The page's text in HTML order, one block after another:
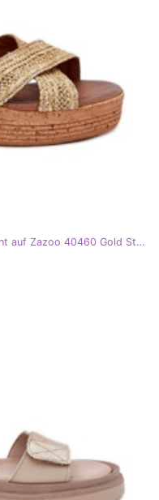
Ledersandalen auf der Säule mit Geflecht auf Zazoo 40460 Gold Streifen golden